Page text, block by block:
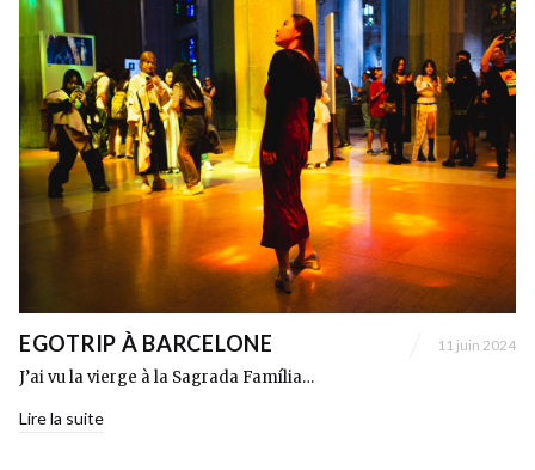
EGOTRIP À BARCELONE 11 juin 2024
J’ai vu la vierge à la Sagrada Família…
Lire la suite